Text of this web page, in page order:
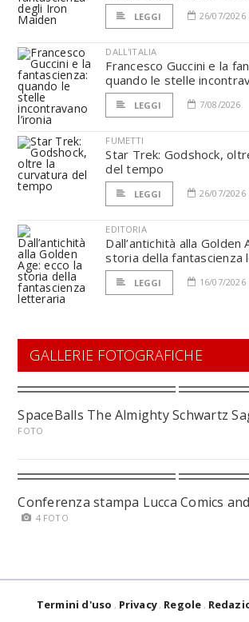
LEGGI 26/07/2026
DALL'ITALIA
Francesco Guccini e la
quando le stelle
LEGGI 7/08/2026
FUMETTI
Star Trek: Godshock,
del tempo
LEGGI 26/07/2026
EDITORIA
Dall’antichità alla Golden
storia della fantascienza
LEGGI 16/07/2026
GALLERIE FOTOGRAFICHE
SpaceBalls The Almighty Schwartz
FOTO
Conferenza stampa Lucca Comics
4 FOTO
Termini d'uso Privacy Regole